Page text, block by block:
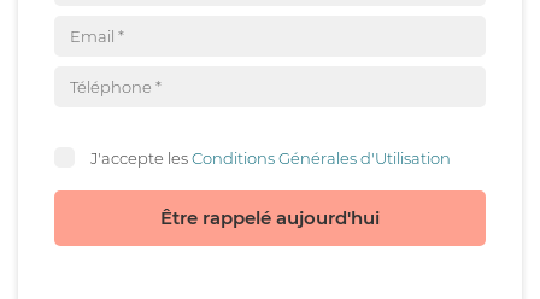
J'accepte lesConditions Générales d'Utilisation
Être rappelé aujourd'hui